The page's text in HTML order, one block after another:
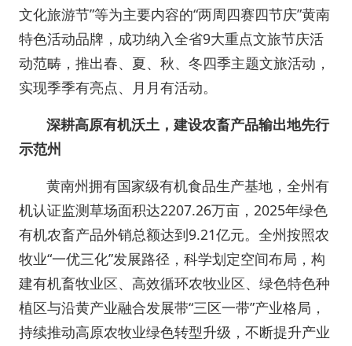
文化旅游节”等为主要内容的“两周四赛四节庆”黄南
特色活动品牌，成功纳入全省9大重点文旅节庆活
动范畴，推出春、夏、秋、冬四季主题文旅活动，
实现季季有亮点、月月有活动。
深耕高原有机沃土，建设农畜产品输出地先行
示范州
黄南州拥有国家级有机食品生产基地，全州有
机认证监测草场面积达2207.26万亩，2025年绿色
有机农畜产品外销总额达到9.21亿元。全州按照农
牧业“一优三化”发展路径，科学划定空间布局，构
建有机畜牧业区、高效循环农牧业区、绿色特色种
植区与沿黄产业融合发展带“三区一带”产业格局，
持续推动高原农牧业绿色转型升级，不断提升产业